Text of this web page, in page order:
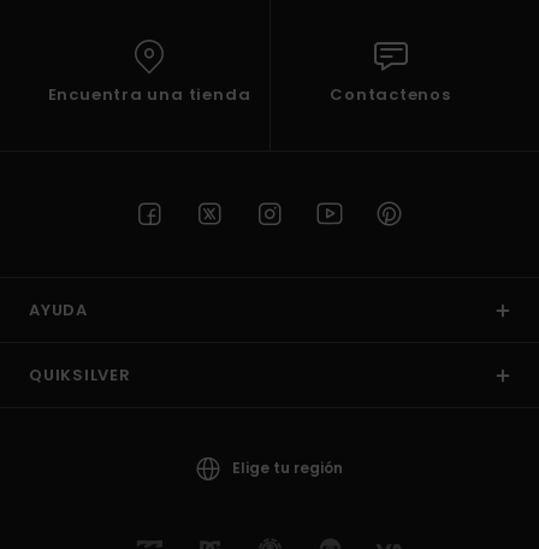
Encuentra una tienda Contactenos
AYUDA
QUIKSILVER
Elige tu región